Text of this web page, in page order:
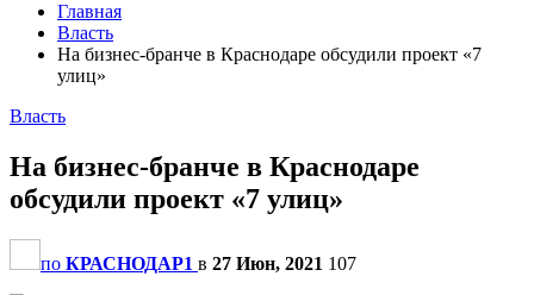
Главная
Власть
На бизнес-бранче в Краснодаре обсудили проект «7
улиц»
Власть
На бизнес-бранче в Краснодаре
обсудили проект «7 улиц»
по КРАСНОДАР1 в 27 Июн, 2021 107